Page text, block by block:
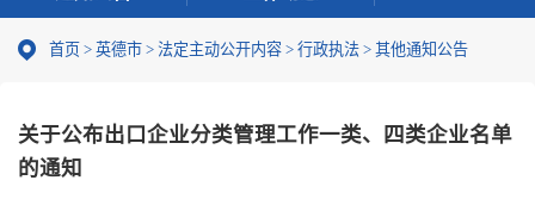
首页 > 英德市 > 法定主动公开内容 > 行政执法 > 其他通知公告
关于公布出口企业分类管理工作一类、四类企业名单
的通知